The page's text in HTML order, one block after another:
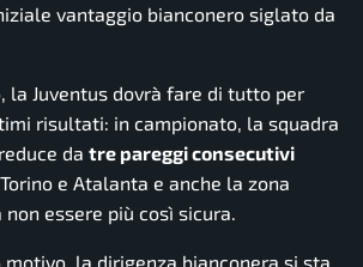
vantaggio bianconero siglato da
la Juventus dovrà fare di tutto per
risultati: in campionato, la squadra
da tre pareggi consecutivi
e Atalanta e anche la zona
non essere più così sicura.
motivo, la dirigenza bianconera si sta